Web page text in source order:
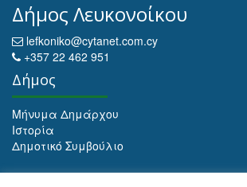
Δήμος Λευκονοίκου
lefkoniko@cytanet.com.cy
+357 22 462 951
Δήμος
Μήνυμα Δημάρχου
Ιστορία
Δημοτικό Συμβούλιο